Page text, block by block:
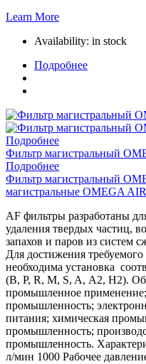
Learn More
Availability: in stock
Подробнее
Подробнее
Фильтр магистральный
Подробнее
Фильтр магистральный
магистральные OMEGA AIR
AF фильтры разработаны
удаления твердых частиц,
запахов и паров из систем
Для достижения требуемого
необходима установка
(B, P, R, M, S, A, A2, H2).
промышленное
промышленность;
питания; химическая
промышленность;
промышленность.
л/мин 1000 Рабочее